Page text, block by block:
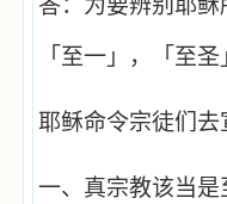
答：为要辨别耶
「至一」，「至
耶稣命令宗徒们去
一、真宗教该当